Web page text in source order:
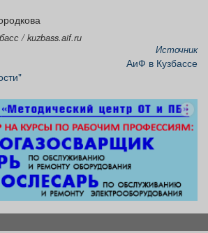
/ kuzbass.aif.ru
Источник
АиФ в Кузбассе